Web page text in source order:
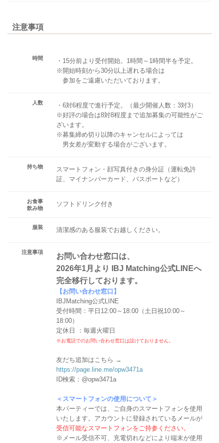
注意事項
時間
・15分前より受付開始。1時間～1時間半を予定。
※開始時刻から30分以上遅れる場合は
参加をご遠慮いただいております。
人数
・6対6程度で進行予定。（最少開催人数：3対3）
※好評の場合は8対8程度まで追加募集の可能性がご
ざいます。
※募集締め切り以降のキャンセルによっては
男女差が変動する場合がございます。
持ち物
スマートフォン・顔写真付きの身分証（運転免許
証、マイナンバーカード、パスポートなど）
お食事
飲み物
ソフトドリンク付き
服装 清潔感のある服装でお越しください。
注意事項
お問い合わせ窓口は、
2026年1月より IBJ Matching公式LINEへ
完全移行しております。
【お問い合わせ窓口】
IBJMatching公式LINE
受付時間：平日12:00～18:00（土日祝10:00～
18:00）
定休日 ：毎週火曜日
※お電話でのお問い合わせ窓口は設けておりません。
友だち追加はこちら →
https://page.line.me/opw3471a
ID検索：@opw3471a
＜スマートフォンの使用について＞
本パーティーでは、ご自身のスマートフォンを使用
いたします。アカウントに登録されているメールが
受信可能なスマートフォンをご持参ください。
※メール受信不可、充電切れなどにより端末が使用